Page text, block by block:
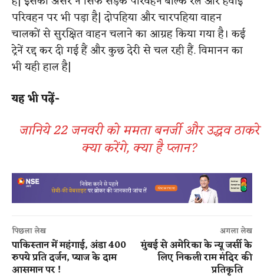
परिवहन पर भी पड़ा है| दोपहिया और चारपहिया वाहन
चालकों से सुरक्षित वाहन चलाने का आग्रह किया गया है। कई
ट्रेनें रद्द कर दी गई हैं और कुछ देरी से चल रही हैं. विमानन का
भी यही हाल है|
यह भी पढ़ें-
जानिये 22 जनवरी को ममता बनर्जी और उद्धव ठाकरे
क्या करेंगे, क्या है प्लान?
पिछला लेख
पाकिस्तान में महंगाई, अंडा 400
रुपये प्रति दर्जन, प्याज के दाम
आसमान पर !
अगला लेख
मुंबई से अमेरिका के न्यू जर्सी के
लिए निकली राम मंदिर की
प्रतिकृति